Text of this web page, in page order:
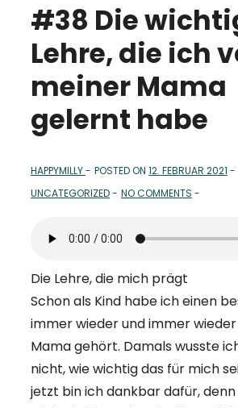
#38 Die
Lehre, die ich
meiner Mama
gelernt habe
HAPPYMILLY POSTED ON 12. FEBRUAR 2021
UNCATEGORIZED
NO COMMENTS
Die Lehre, die mich prägt
Schon als Kind habe ich einen
immer wieder und immer
Mama gehört. Damals wusste
nicht, wie wichtig das für mich
jetzt bin ich dankbar dafür,